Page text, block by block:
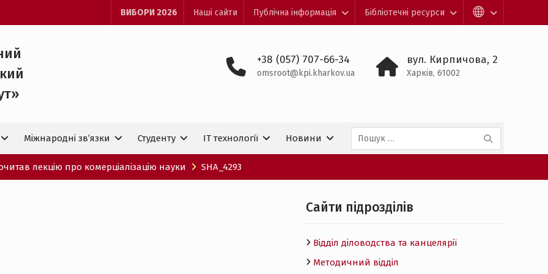
ВИБОРИ 2026 Наші сайти Публічна інформація Бібліотечні ресурси
+38 (057) 707-66-34
omsroot@kpi.kharkov.ua
вул. Кирпичова, 2
Харків, 61002
Міжнародні зв’язки Студенту IT технологiї Новини
Пошук:
лекцію про комерціалізацію науки SHA_4293
Cайти підрозділів
Відділ діловодства та канцелярії
Методичний відділ